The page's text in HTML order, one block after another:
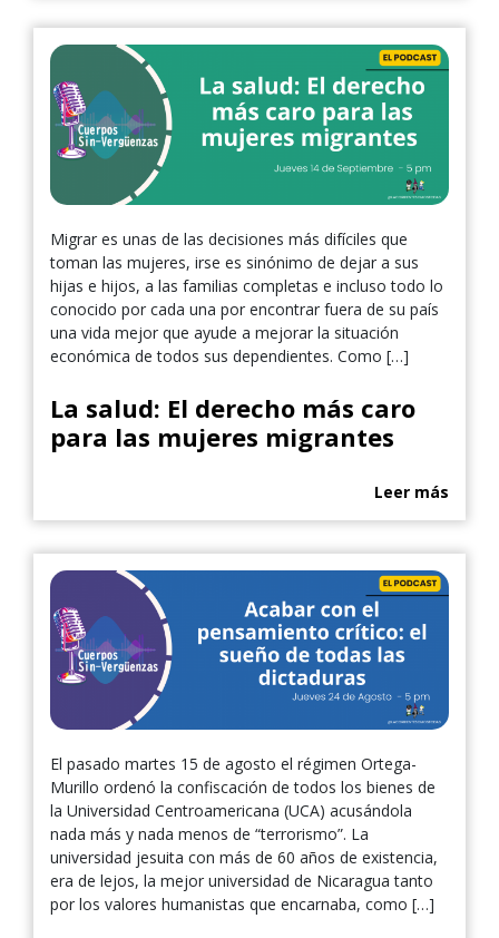
Migrar es unas de las decisiones más difíciles que
toman las mujeres, irse es sinónimo de dejar a sus
hijas e hijos, a las familias completas e incluso todo lo
conocido por cada una por encontrar fuera de su país
una vida mejor que ayude a mejorar la situación
económica de todos sus dependientes. Como […]
La salud: El derecho más caro
para las mujeres migrantes
Leer más
El pasado martes 15 de agosto el régimen Ortega-
Murillo ordenó la confiscación de todos los bienes de
la Universidad Centroamericana (UCA) acusándola
nada más y nada menos de “terrorismo”. La
universidad jesuita con más de 60 años de existencia,
era de lejos, la mejor universidad de Nicaragua tanto
por los valores humanistas que encarnaba, como […]